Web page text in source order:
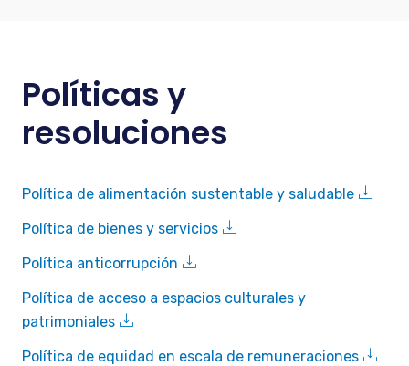
Políticas y
resoluciones
Política de alimentación sustentable y saludable
Política de bienes y servicios
Política anticorrupción
Política de acceso a espacios culturales y
patrimoniales
Política de equidad en escala de remuneraciones